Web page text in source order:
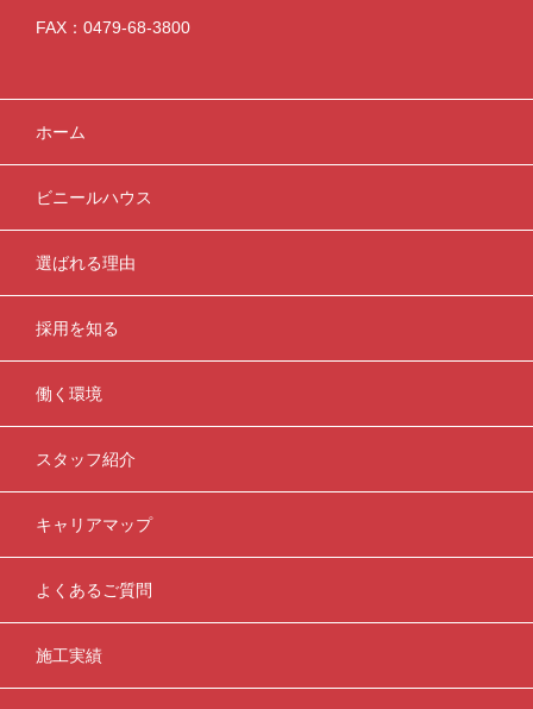
FAX：0479-68-3800
ホーム
ビニールハウス
選ばれる理由
採用を知る
働く環境
スタッフ紹介
キャリアマップ
よくあるご質問
施工実績